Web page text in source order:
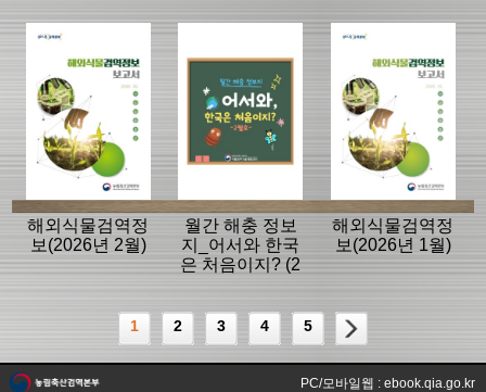
해외식물검역정
보(2026년 2월)
월간 해충 정보
지_어서와 한국
은 처음이지? (2
해외식물검역정
보(2026년 1월)
1 2 3 4 5
PC/모바일웹 : ebook.qia.go.kr